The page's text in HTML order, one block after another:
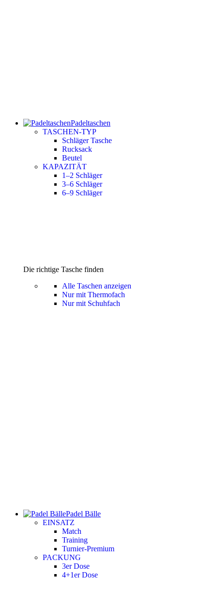
Padeltaschen
TASCHEN-TYP
Schläger Tasche
Rucksack
Beutel
KAPAZITÄT
1–2 Schläger
3–6 Schläger
6–9 Schläger
Die richtige Tasche finden
Alle Taschen anzeigen
Nur mit Thermofach
Nur mit Schuhfach
Padel Bälle
EINSATZ
Match
Training
Turnier-Premium
PACKUNG
3er Dose
4+1er Dose